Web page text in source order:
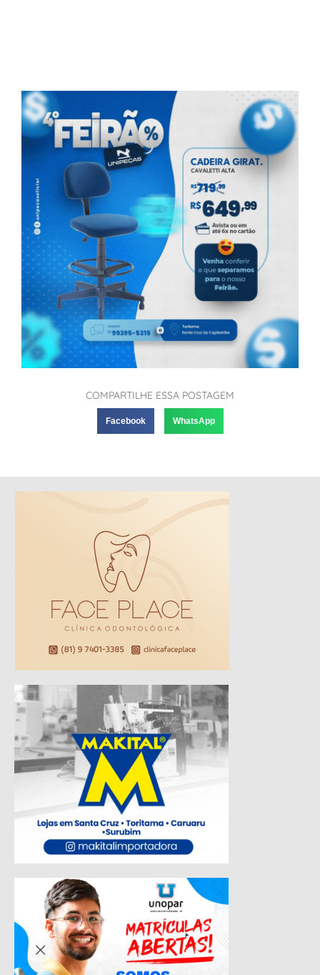
COMPARTILHE ESSA POSTAGEM
Facebook WhatsApp